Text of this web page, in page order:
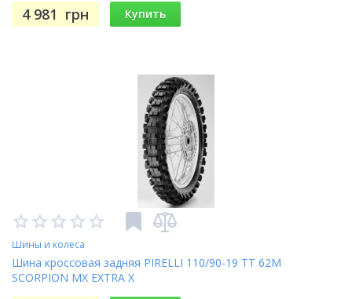
4 981 грн Купить
Шины и колеса
Шина кроссовая задняя PIRELLI 110/90-19 TT 62M
SCORPION MX EXTRA X